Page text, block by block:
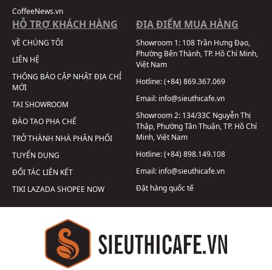
CoffeeNews.vn
HỖ TRỢ KHÁCH HÀNG
VỀ CHÚNG TÔI
LIÊN HỆ
THÔNG BÁO CẬP NHẬT ĐỊA CHỈ
MỚI
TẠI SHOWROOM
ĐÀO TẠO PHA CHẾ
TRỞ THÀNH NHÀ PHÂN PHỐI
TUYỂN DỤNG
ĐỐI TÁC LIÊN KẾT
TIKI LAZADASHOPEE NOW
ĐỊA ĐIỂM MUA HÀNG
Showroom 1: 108 Trần Hưng Đạo,
Phường Bến Thành, TP. Hồ Chí Minh,
Việt Nam
Hotline:(+84) 869.367.069
Email: info@sieuthicafe.vn
Showroom 2: 134/33C Nguyễn Thị
Thập, Phường Tân Thuận, TP. Hồ Chí
Minh, Việt Nam
Hotline:(+84) 898.149.108
Email: info@sieuthicafe.vn
Đặt hàng quốc tế